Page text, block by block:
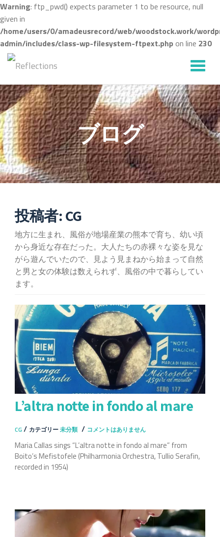
Warning: ftp_pwd() expects parameter 1 to be resource, null
given in
/home/users/0/amadeusrecord/web/woodstock.work/
admin/includes/class-wp-filesystem-ftpext.php on line 230
ナ
ビ
ゲ
ー
シ
ョ
を
切
替
え
ブログ
投稿者: CG
地方に生まれ、風俗が地場産業の熊本で育ち、幼い頃
から身近な存在だった。大人たちの赤裸々な姿を見な
がら遊んでいたので、見よう見まねから始まって自然
と男と女の体験は数えられず、風俗の中で暮らしてい
ます。
L’altra notte in fondo al mare
CG / カテゴリー未分類 / コメントはありません
Maria Callas sings “L’altra notte in fondo al mare” from
Boito’s Mefistofele (Philharmonia Orchestra, Tullio Serafin,
recorded in 1954)